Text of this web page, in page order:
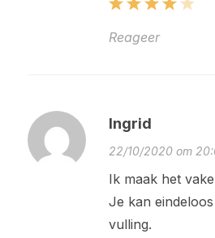
Reageer
Ingrid
22/10/2020 om
Ik maak het
Je kan
vulling.